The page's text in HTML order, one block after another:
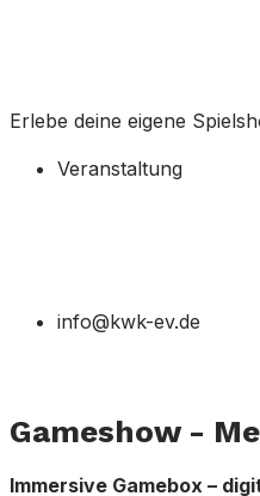
Erlebe deine eigene
Veranstaltung
info@kwk-ev.de
Gameshow -
Immersive Gamebox –